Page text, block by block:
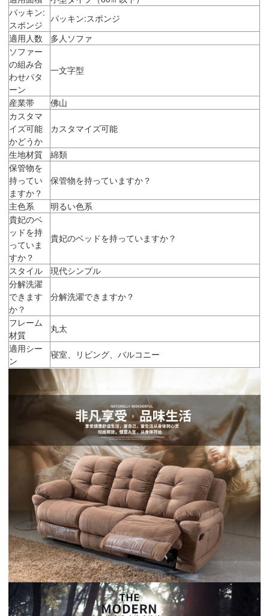
パッキン:
スポンジ
パッキン:スポンジ
適用人数
多人ソファ
ソファー
の組み合
わせパタ
ーン
一文字型
産業帯
佛山
カスタマ
イズ可能
かどうか
カスタマイズ可能
生地材質
綿類
保管物を
持ってい
ますか？
保管物を持っていますか？
主色系
明るい色系
貴妃のベ
ッドを持
っていま
すか？
貴妃のベッドを持っていますか？
スタイル
現代シンプル
分解洗濯
できます
か？
分解洗濯できますか？
フレーム
材質
丸太
適用シー
ン
寝室、リビング、バルコニー